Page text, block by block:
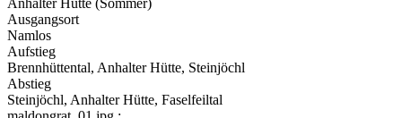
Ausgangsort
Namlos
Aufstieg
Brennhüttental, Anhalter Hütte, Steinjöchl
Abstieg
Steinjöchl, Anhalter Hütte, Faselfeiltal